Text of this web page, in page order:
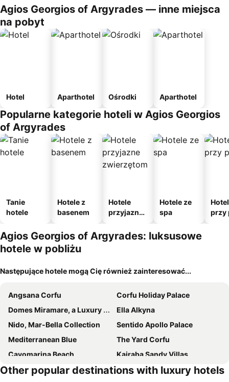
Agios Georgios of Argyrades — inne miejsca
na pobyt
Hotel Aparthotel Ośrodki Aparthotel
Popularne kategorie hoteli w Agios Georgios
of Argyrades
Tanie
hotele
Hotele z
basenem
Hotele
przyjazne
m
Hotele ze
spa
przy
Agios Georgios of Argyrades: luksusowe
hotele w pobliżu
Następujące hotele mogą Cię również zainteresować...
Angsana Corfu
Corfu Holiday Palace
Domes Miramare, a Luxury Collection Resort, Corfu
Ella Alkyna
Nido, Mar-Bella Collection
Sentido Apollo Palace
Mediterranean Blue
The Yard Corfu
Cavomarina Beach
Kairaba Sandy Villas
The Olivar Suites
Palms and Spas Villas Retreat
Other popular destinations with luxury hotels